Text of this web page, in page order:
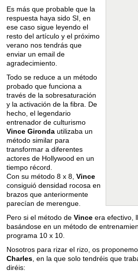
Es más que probable que la
respuesta haya sido SI, en
ese caso sigue leyendo el
resto del artículo y el próximo
verano nos tendrás que
enviar un email de
agradecimiento.
Todo se reduce a un método
probado que funciona a
través de la sobresaturación
y la activación de la fibra. De
hecho, el legendario
entrenador de culturismo
Vince Gironda utilizaba un
método similar para
transformar a diferentes
actores de Hollywood en un
tiempo récord.
Con su método 8 x 8, Vince
consiguió densidad rocosa en
brazos que anteriormente
parecían de merengue.
Pero si el método de Vince era efectivo,
basándose en un método de
programa 10 x 10.
Nosotros para rizar el rizo, os
Charles , en la que solo tendréis que
diréis: